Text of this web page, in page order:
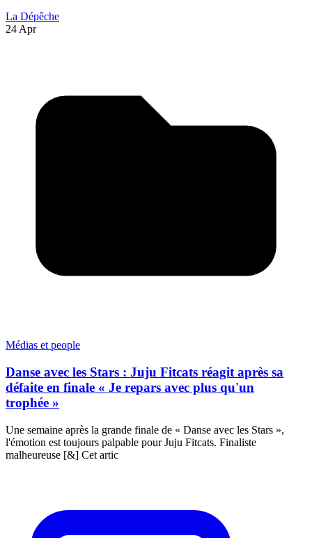
La Dépêche
24 Apr
Médias et people
Danse avec les Stars : Juju Fitcats réagit après sa
défaite en finale « Je repars avec plus qu'un
trophée »
Une semaine après la grande finale de « Danse avec les Stars »,
l'émotion est toujours palpable pour Juju Fitcats. Finaliste
malheureuse [&] Cet artic